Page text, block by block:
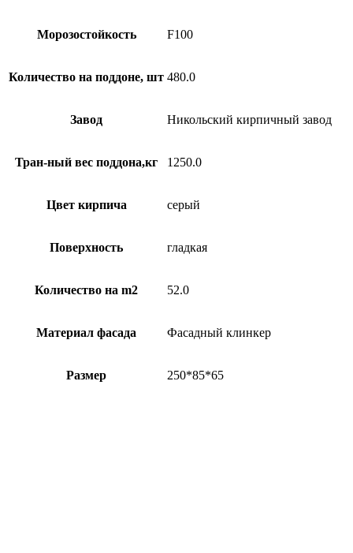
Морозостойкость F100
Количество на поддоне, шт 480.0
Завод Никольский кирпичный завод
Тран-ный вес поддона,кг 1250.0
Цвет кирпича серый
Поверхность гладкая
Количество на m2 52.0
Материал фасада Фасадный клинкер
Размер 250*85*65